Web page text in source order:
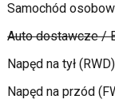
Samochód
Auto dostawcze /
Napęd na tył (RWD)
Napęd na przód